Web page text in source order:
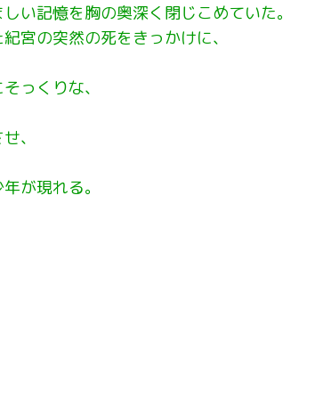
い記憶を胸の奥深く閉じこめていた。
宮の突然の死をきっかけに、
っくりな、
、
が現れる。